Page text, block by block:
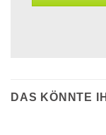
DAS KÖNNTE